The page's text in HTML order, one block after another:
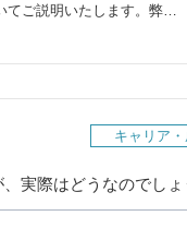
てご説明いたします。弊…
キャリア
実際はどうなのでしょ